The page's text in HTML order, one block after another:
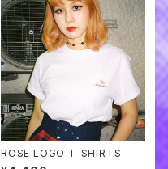
ROSE LOGO T-SHIRTS